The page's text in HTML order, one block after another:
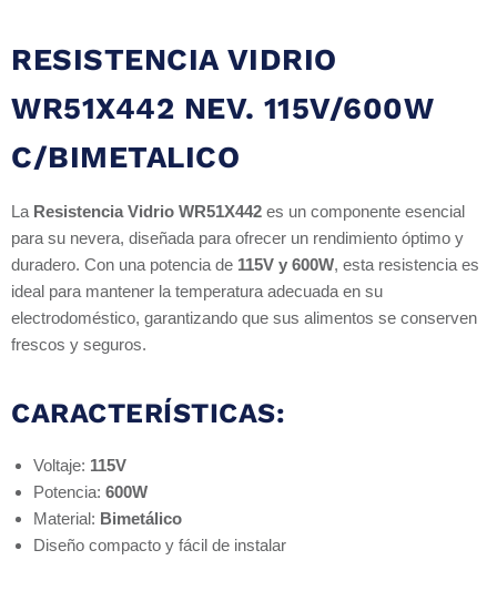
RESISTENCIA VIDRIO
WR51X442 NEV. 115V/600W
C/BIMETALICO
La Resistencia Vidrio WR51X442 es un componente esencial
para su nevera, diseñada para ofrecer un rendimiento óptimo y
duradero. Con una potencia de 115V y 600W, esta resistencia es
ideal para mantener la temperatura adecuada en su
electrodoméstico, garantizando que sus alimentos se conserven
frescos y seguros.
CARACTERÍSTICAS:
Voltaje: 115V
Potencia: 600W
Material: Bimetálico
Diseño compacto y fácil de instalar